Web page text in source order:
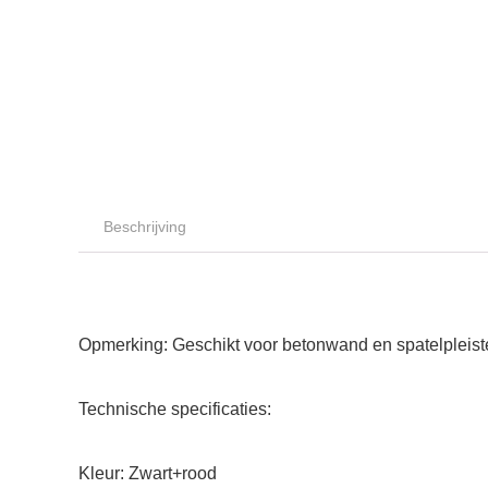
Beschrijving
Opmerking: Geschikt voor betonwand en
Technische specificaties:
Kleur: Zwart+rood